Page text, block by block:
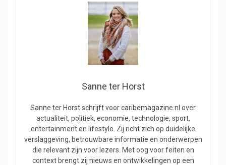
Sanne ter Horst
Sanne ter Horst schrijft voor caribemagazine.nl over
actualiteit, politiek, economie, technologie, sport,
entertainment en lifestyle. Zij richt zich op duidelijke
verslaggeving, betrouwbare informatie en onderwerpen
die relevant zijn voor lezers. Met oog voor feiten en
context brengt zij nieuws en ontwikkelingen op een